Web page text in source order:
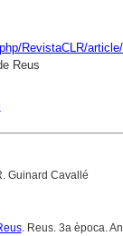
RevistaCLR/
Reus
Guinard Cavallé
. Reus. 3a època.